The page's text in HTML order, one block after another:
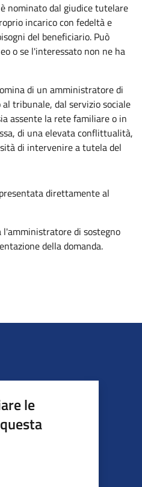
nominato dal giudice tutelare
incarico con fedeltà e
del beneficiario. Può
o se l'interessato non ne ha
di un amministratore di
tribunale, dal servizio sociale
assente la rete familiare o in
di una elevata conflittualità,
di intervenire a tutela del
direttamente al
di sostegno
della domanda.
le